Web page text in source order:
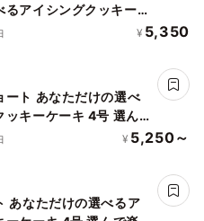
るアイシングクッキーケ
楽しい！！ ＊アイシン
¥ 5,350
ート あなただけの選べ
ッキーケーキ 4号 選ん
アイシングデコ当日配
¥ 5,250～
あなただけの選べるア